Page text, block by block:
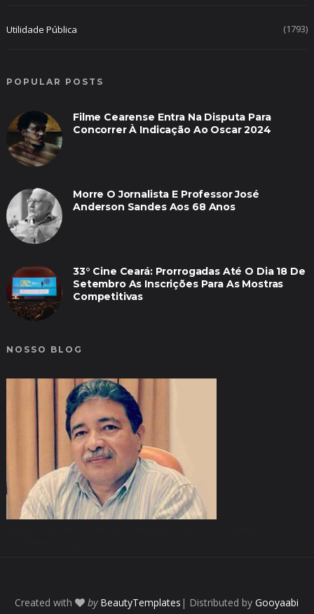
Utilidade Pública (1793)
POPULAR POSTS
Filme Cearense Entra Na Disputa Para
Concorrer À Indicação Ao Oscar 2024
Morre O Jornalista E Professor José
Anderson Sandes Aos 68 Anos
33° Cine Ceará: Prorrogadas Até O Dia 18 De
Setembro As Inscrições Para As Mostras
Competitivas
NOSSO BLOG
Created with by BeautyTemplates | Distributed byGooyaabi